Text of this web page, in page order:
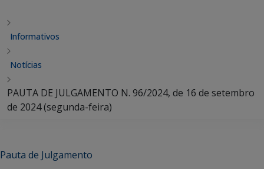
Informativos
Notícias
PAUTA DE JULGAMENTO N. 96/2024, de 16 de setembro
de 2024 (segunda-feira)
Pauta de Julgamento